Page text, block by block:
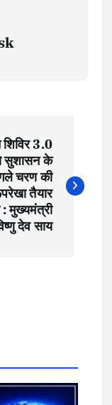
3.0
सुशासन के
चरण की
तैयार
: मुख्यमंत्री
देव साय